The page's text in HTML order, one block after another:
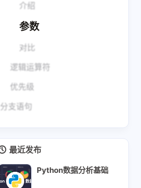
介绍
参数
对比
逻辑运算符
优先级
分支语句
最近发布
Python数据分析基础